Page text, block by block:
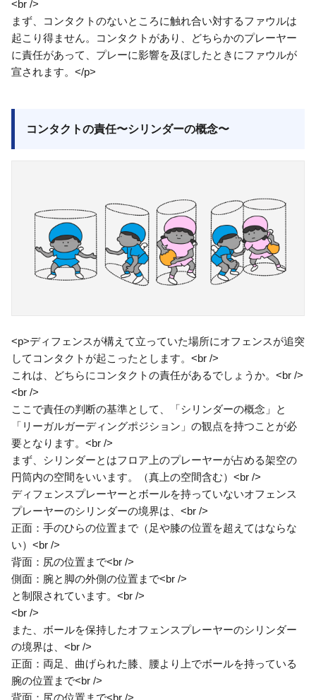
<br />
まず、コンタクトのないところに触れ合い対するファウルは
起こり得ません。コンタクトがあり、どちらかのプレーヤー
に責任があって、プレーに影響を及ぼしたときにファウルが
宣されます。</p>
コンタクトの責任〜シリンダーの概念〜
<p>ディフェンスが構えて立っていた場所にオフェンスが追突
してコンタクトが起こったとします。<br />
これは、どちらにコンタクトの責任があるでしょうか。<br />
<br />
ここで責任の判断の基準として、「シリンダーの概念」と
「リーガルガーディングポジション」の観点を持つことが必
要となります。<br />
まず、シリンダーとはフロア上のプレーヤーが占める架空の
円筒内の空間をいいます。（真上の空間含む）<br />
ディフェンスプレーヤーとボールを持っていないオフェンス
プレーヤーのシリンダーの境界は、<br />
正面：手のひらの位置まで（足や膝の位置を超えてはならな
い）<br />
背面：尻の位置まで<br />
側面：腕と脚の外側の位置まで<br />
と制限されています。<br />
<br />
また、ボールを保持したオフェンスプレーヤーのシリンダー
の境界は、<br />
正面：両足、曲げられた膝、腰より上でボールを持っている
腕の位置まで<br />
背面：尻の位置まで<br />